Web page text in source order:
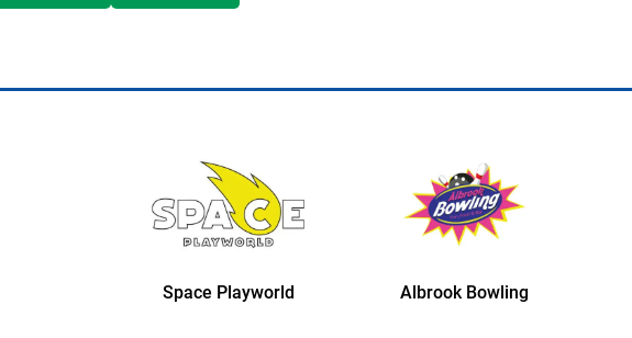
Albrook Bowling Space Playworld